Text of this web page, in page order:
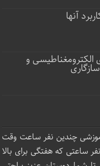
آنها
الکترومغناطیسی و
چندین نفر ساعت‌ وقت
ساعتی که هفتگی برای بالا